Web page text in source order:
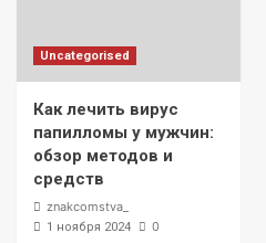
Uncategorised
Как лечить вирус
папилломы у мужчин:
обзор методов и
средств
znakcomstva_
1 ноября 2024 0